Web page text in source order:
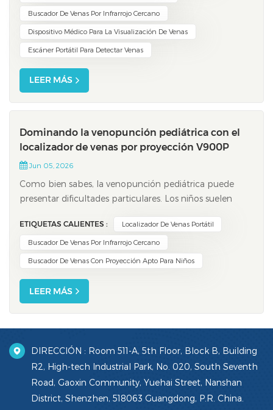
Buscador De Venas Por Infrarrojo Cercano
Dispositivo Médico Para La Visualización De Venas
Escáner Portátil Para Detectar Venas
LEER MÁS
Dominando la venopunción pediátrica con el
localizador de venas por proyección V900P
Jun 05, 2026
Como bien sabes, la venopunción pediátrica puede
presentar dificultades particulares. Los niños suelen
ansiedad y toleran extracciones de sangre limitadas. Los
médicos reportan tasas de éxito en el primer intento de
entre el 60 % y el 80 %. Sin embargo, e...
ETIQUETAS CALIENTES : Localizador De Venas Portátil
Buscador De Venas Por Infrarrojo Cercano
Buscador De Venas Con Proyección Apto Para Niños
LEER MÁS
DIRECCIÓN : Room 511-A, 5th Floor, Block B, Building
R2, High-tech Industrial Park, No. 020, South Seventh
Road, Gaoxin Community, Yuehai Street, Nanshan
District, Shenzhen, 518063 Guangdong, P.R. China.